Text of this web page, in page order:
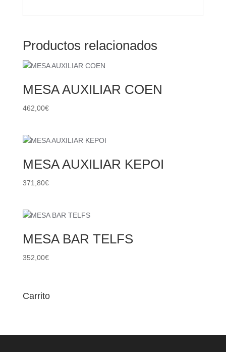
Productos relacionados
MESA AUXILIAR COEN
462,00€
MESA AUXILIAR KEPOI
371,80€
MESA BAR TELFS
352,00€
Carrito